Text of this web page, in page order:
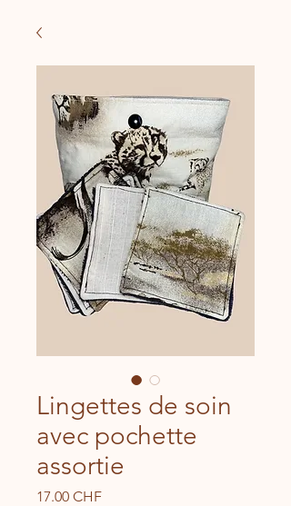
Lingettes de soin
avec pochette
assortie
17.00 CHFPrix